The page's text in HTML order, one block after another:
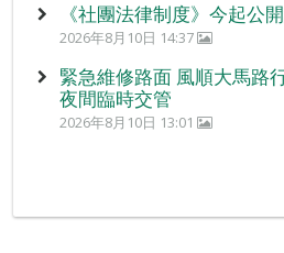
《社團法律制度》今起公
2026年8月10日 14:37
緊急維修路面 風順大馬路
夜間臨時交管
2026年8月10日 13:01